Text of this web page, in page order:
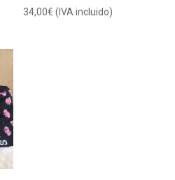
34,00€ (IVA incluido)